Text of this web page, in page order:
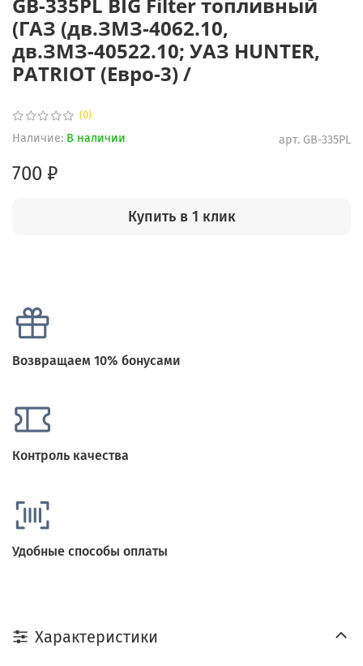
(0)
арт. GB-335PL
Наличие: В наличии
(ГАЗ (дв.ЗМЗ-4062.10,
дв.ЗМЗ-40522.10; УАЗ HUNTER,
PATRIOT (Евро-3) /
700 ₽
Купить в 1 клик
Возвращаем 10% бонусами
Контроль качества
Удобные способы оплаты
Характеристики